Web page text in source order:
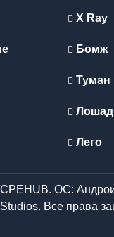
X Ray
Бомж
Туман
Лего
ОС:
Все права